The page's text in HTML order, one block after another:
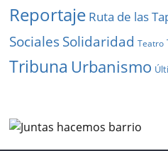
Reportaje Ruta de las
SocialesSolidaridad Teatro
Tribuna Urbanismo